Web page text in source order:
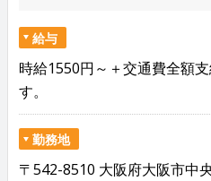
給与
時給1550円～＋交通費全額
す。
勤務地
〒542-8510 大阪府大阪市中